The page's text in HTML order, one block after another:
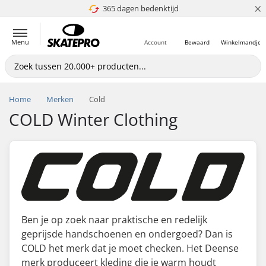
365 dagen bedenktijd
4.8 van 5 ×
Menu Winkelmandje
Bewaard
Account
Home Merken Cold
COLD Winter Clothing
Ben je op zoek naar praktische en redelijk
geprijsde handschoenen en ondergoed? Dan is
COLD het merk dat je moet checken. Het Deense
merk produceert kleding die je warm houdt